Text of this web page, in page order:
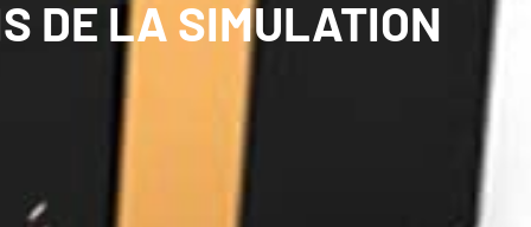
DE LA SIMULATION